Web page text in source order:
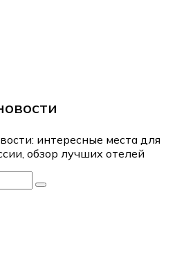
интересные места для
обзор лучших отелей